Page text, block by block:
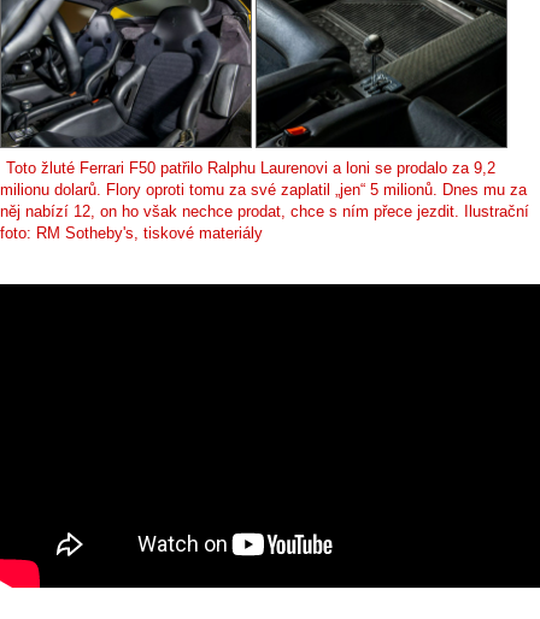
Toto žluté Ferrari F50 patřilo Ralphu Laurenovi a loni se prodalo za 9,2
milionu dolarů. Flory oproti tomu za své zaplatil „jen“ 5 milionů. Dnes mu za
něj nabízí 12, on ho však nechce prodat, chce s ním přece jezdit. Ilustrační
foto: RM Sotheby's, tiskové materiály